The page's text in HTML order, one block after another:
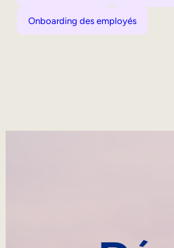
Onboarding des employés